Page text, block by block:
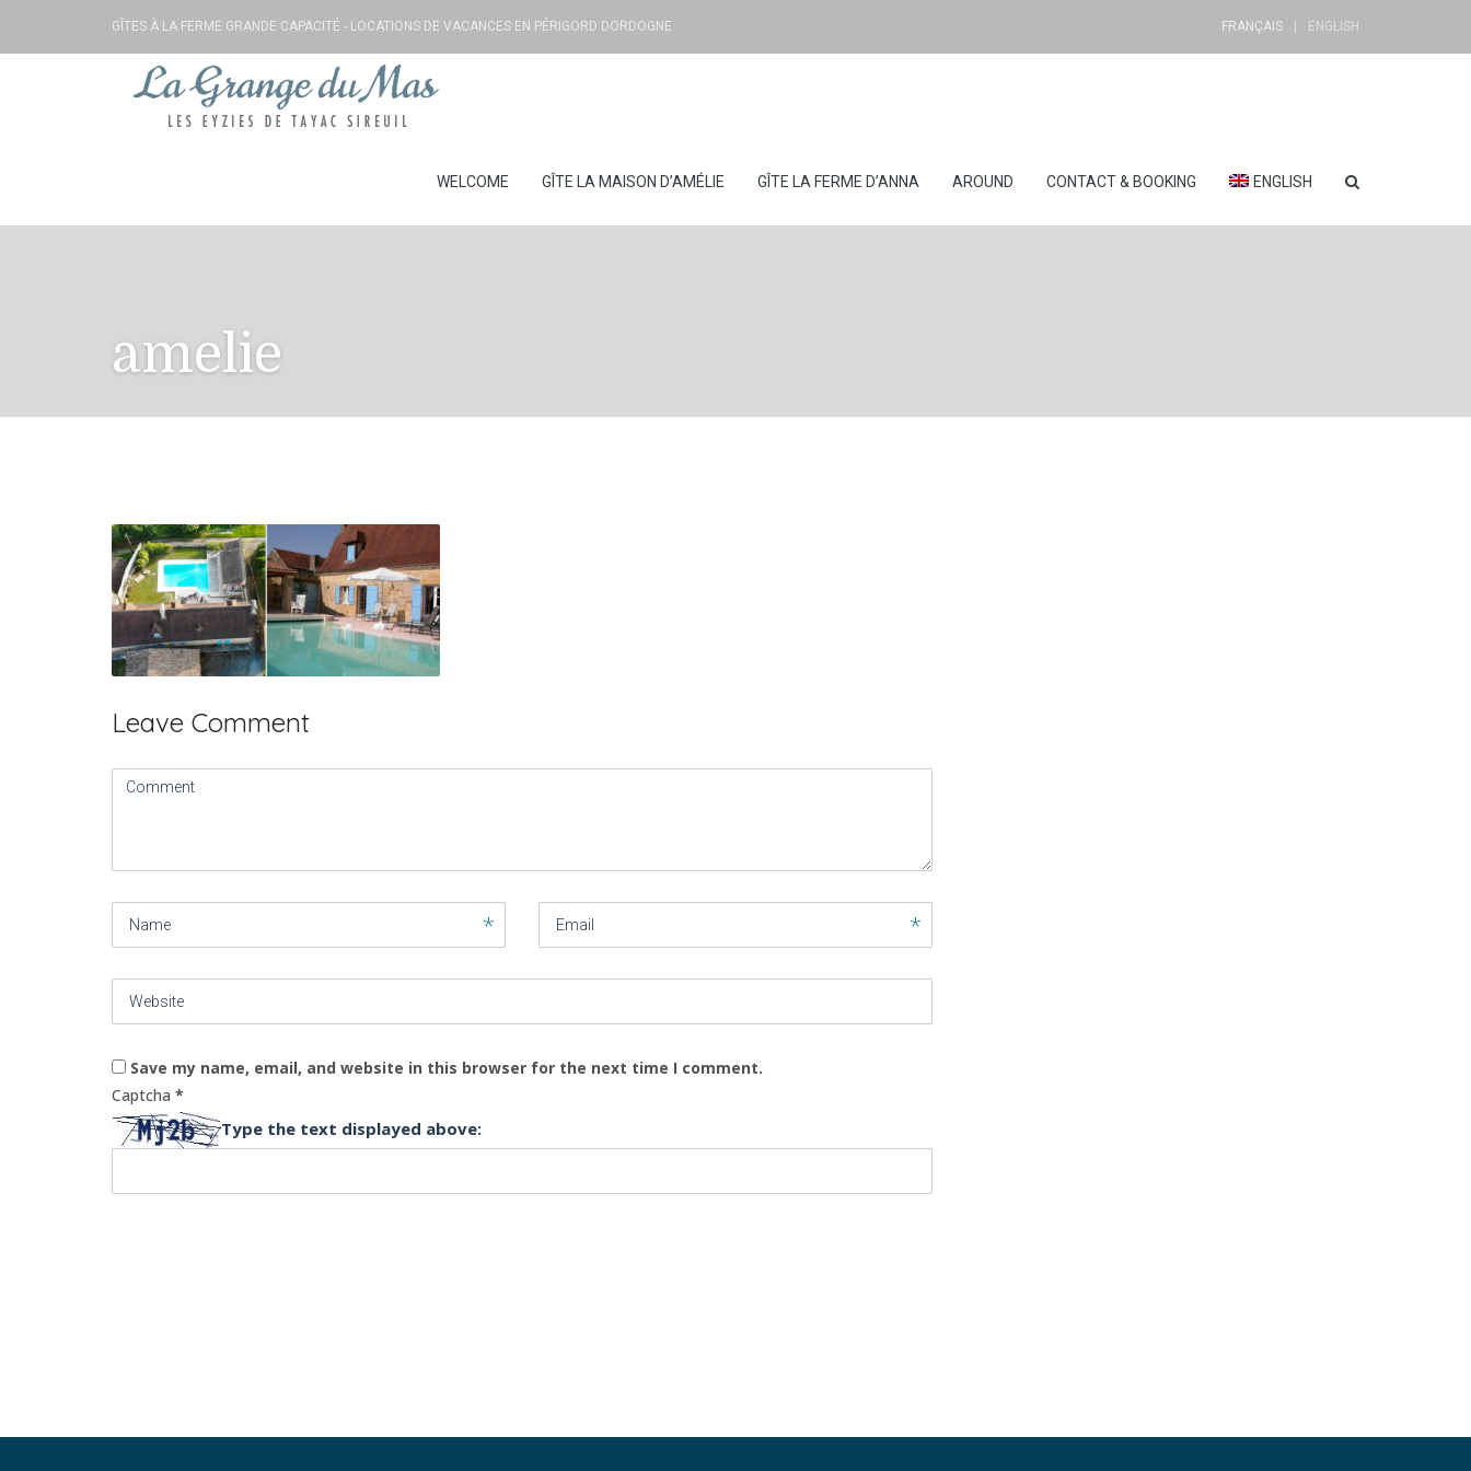
GÎTES À LA FERME GRANDE CAPACITÉ - LOCATIONS DE VACANCES EN PÉRIGORD DORDOGNE FRANÇAIS ENGLISH
WELCOME GÎTE LA MAISON D’AMÉLIE GÎTE LA FERME D’ANNA AROUND CONTACT & BOOKING ENGLISH
amelie
Leave Comment
Comment
Name Email
Website
Save my name, email, and website in this browser for the next time I comment.
Captcha *
Type the text displayed above: